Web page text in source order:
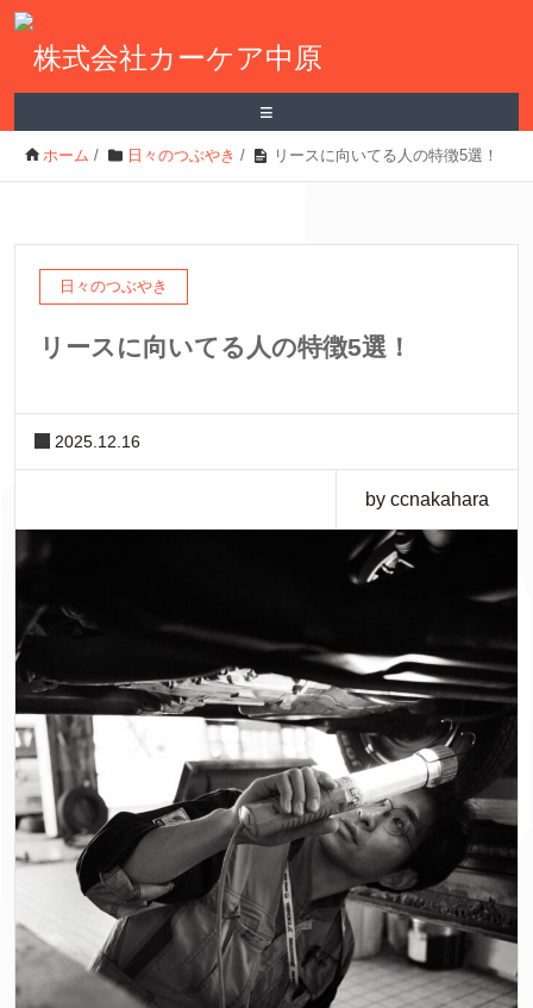
≡
ホーム / 日々のつぶやき / リースに向いてる人の特徴5選！
日々のつぶやき
リースに向いてる人の特徴5選！
2025.12.16
by ccnakahara